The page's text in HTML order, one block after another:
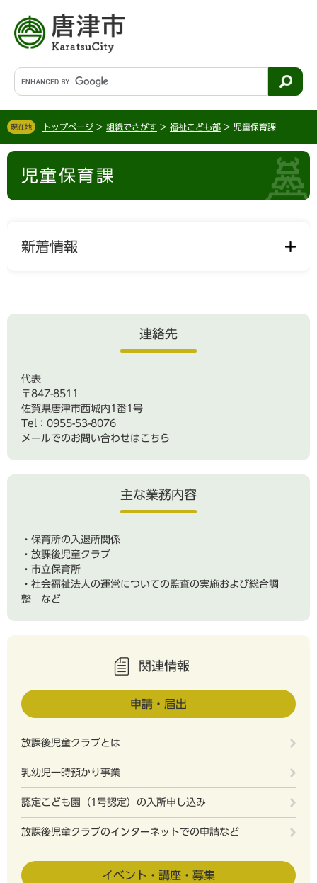
す
。
し
て
文
G
o
g
l
ス
現在地 トップページ > 組織でさがす > 福祉こども部 > 児童保育課
本
児童保育課
新着情報
連絡先
代表
〒847-8511
佐賀県唐津市西城内1番1号
Tel：0955-53-8076
メールでのお問い合わせはこちら
主な業務内容
・保育所の入退所関係
・放課後児童クラブ
・市立保育所
・社会福祉法人の運営についての監査の実施および総合調
整 など
関連情報
申請・届出
放課後児童クラブとは
乳幼児一時預かり事業
認定こども園（1号認定）の入所申し込み
放課後児童クラブのインターネットでの申請など
イベント・講座・募集